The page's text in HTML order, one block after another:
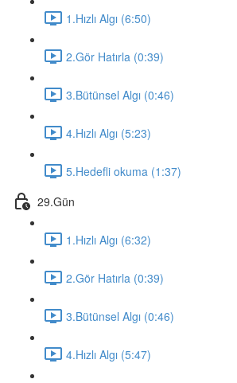
1.Hızlı Algı (6:50)
2.Gör Hatırla (0:39)
3.Bütünsel Algı (0:46)
4.Hızlı Algı (5:23)
5.Hedefli okuma (1:37)
29.Gün
1.Hızlı Algı (6:32)
2.Gör Hatırla (0:39)
3.Bütünsel Algı (0:46)
4.Hızlı Algı (5:47)